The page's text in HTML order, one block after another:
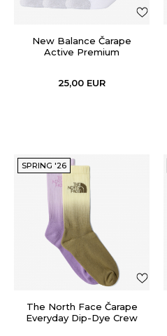
New Balance Čarape
Active Premium
25,00 EUR
SPRING '26
The North Face Čarape
Everyday Dip-Dye Crew